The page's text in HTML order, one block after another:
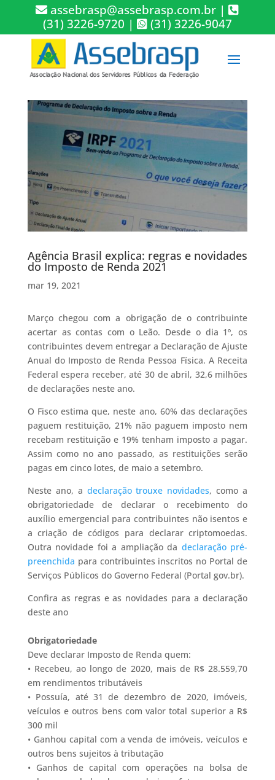
assebrasp@assebrasp.com.br |
(31) 3226-9720 | (31) 3226-9047
Agência Brasil explica: regras e novidades
do Imposto de Renda 2021
mar 19, 2021
Março chegou com a obrigação de o contribuinte
acertar as contas com o Leão. Desde o dia 1º, os
contribuintes devem entregar a Declaração de Ajuste
Anual do Imposto de Renda Pessoa Física. A Receita
Federal espera receber, até 30 de abril, 32,6 milhões
de declarações neste ano.
O Fisco estima que, neste ano, 60% das declarações
paguem restituição, 21% não paguem imposto nem
recebam restituição e 19% tenham imposto a pagar.
Assim como no ano passado, as restituições serão
pagas em cinco lotes, de maio a setembro.
Neste ano, a declaração trouxe novidades, como a
obrigatoriedade de declarar o recebimento do
auxílio emergencial para contribuintes não isentos e
a criação de códigos para declarar criptomoedas.
Outra novidade foi a ampliação da declaração pré-
preenchida para contribuintes inscritos no Portal de
Serviços Públicos do Governo Federal (Portal gov.br).
Confira as regras e as novidades para a declaração
deste ano
Obrigatoriedade
Deve declarar Imposto de Renda quem:
• Recebeu, ao longo de 2020, mais de R$ 28.559,70
em rendimentos tributáveis
• Possuía, até 31 de dezembro de 2020, imóveis,
veículos e outros bens com valor total superior a R$
300 mil
• Ganhou capital com a venda de imóveis, veículos e
outros bens sujeitos à tributação
• Ganhos de capital com operações na bolsa de